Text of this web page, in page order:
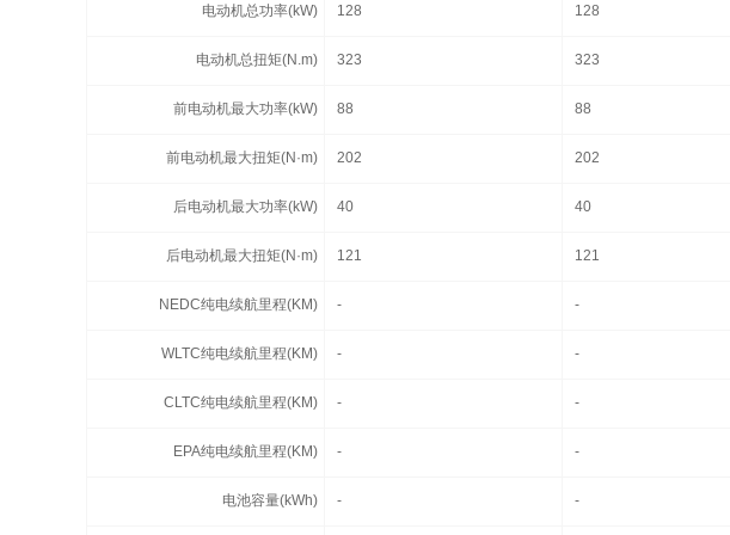
电动机总功率(kW) 128 128
电动机总扭矩(N.m) 323 323
前电动机最大功率(kW) 88 88
前电动机最大扭矩(N·m) 202 202
后电动机最大功率(kW) 40 40
后电动机最大扭矩(N·m) 121 121
NEDC纯电续航里程(KM) - -
WLTC纯电续航里程(KM) - -
CLTC纯电续航里程(KM) - -
EPA纯电续航里程(KM) - -
电池容量(kWh) - -